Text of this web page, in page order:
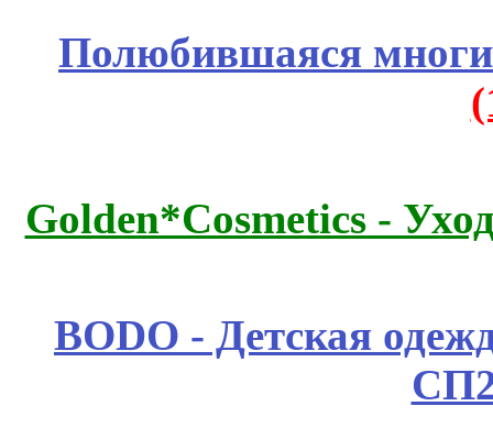
Полюбившаяся
Golden*Cosmetics -
BODO - Детская